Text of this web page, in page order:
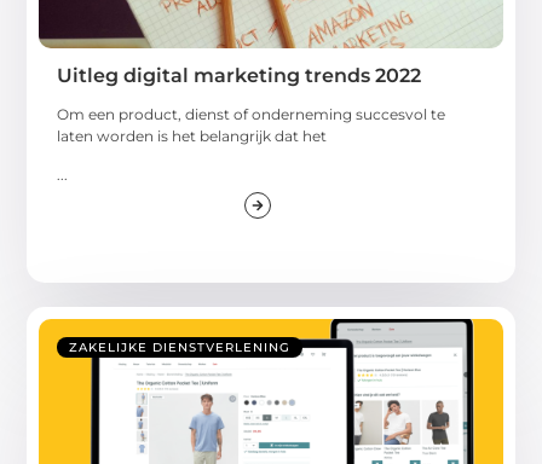
Uitleg digital marketing trends 2022
Om een product, dienst of onderneming succesvol te
laten worden is het belangrijk dat het
ZAKELIJKE DIENSTVERLENING